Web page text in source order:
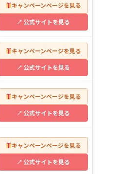
キャンペーンページを見る
公式サイトを見る
キャンペーンページを見る
公式サイトを見る
キャンペーンページを見る
公式サイトを見る
キャンペーンページを見る
公式サイトを見る